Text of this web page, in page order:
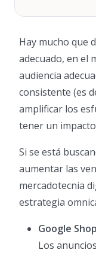
Hay mucho que
adecuado, en el
audiencia
consistente (es
amplificar los
tener un
Si se está
aumentar las
mercadotecnia
estrategia
Google
Los